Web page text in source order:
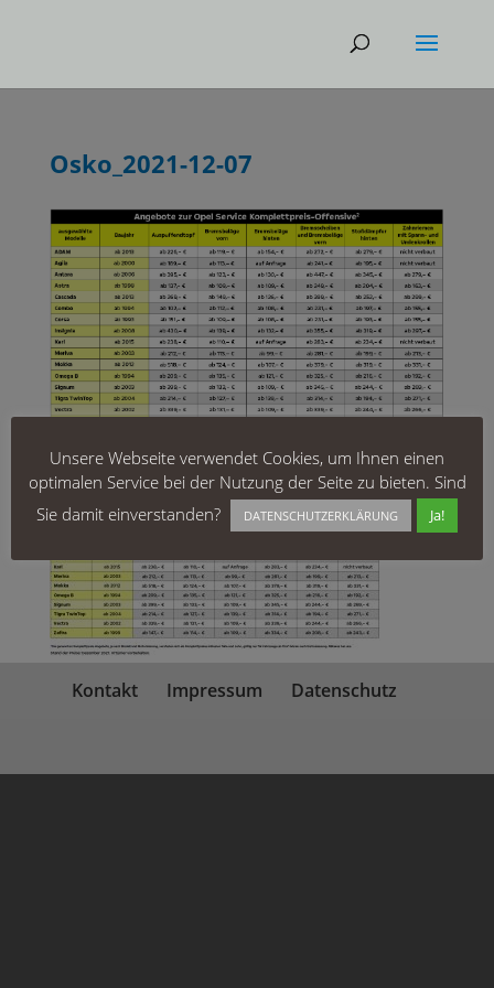
Osko_2021-12-07
Kontakt Impressum Datenschutz
Unsere Webseite verwendet Cookies, um Ihnen einen
optimalen Service bei der Nutzung der Seite zu bieten. Sind
Sie damit einverstanden?
DATENSCHUTZERKLÄRUNG Ja!